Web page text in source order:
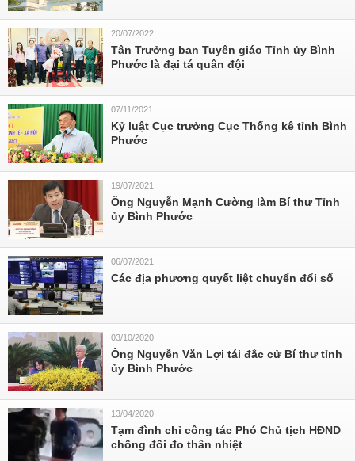
20/07/2022
Tân Trưởng ban Tuyên giáo Tỉnh ủy Bình
Phước là đại tá quân đội
07/11/2021
Kỷ luật Cục trưởng Cục Thống kê tỉnh Bình
Phước
19/07/2021
Ông Nguyễn Mạnh Cường làm Bí thư Tỉnh
ủy Bình Phước
06/07/2021
Các địa phương quyết liệt chuyển đổi số
03/10/2020
Ông Nguyễn Văn Lợi tái đắc cử Bí thư tỉnh
ủy Bình Phước
13/04/2020
Tạm đình chỉ công tác Phó Chủ tịch HĐND
chống đối đo thân nhiệt